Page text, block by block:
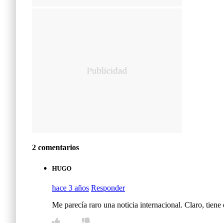
2 comentarios
HUGO
hace 3 años Responder
Me parecía raro una noticia internacional. Claro,